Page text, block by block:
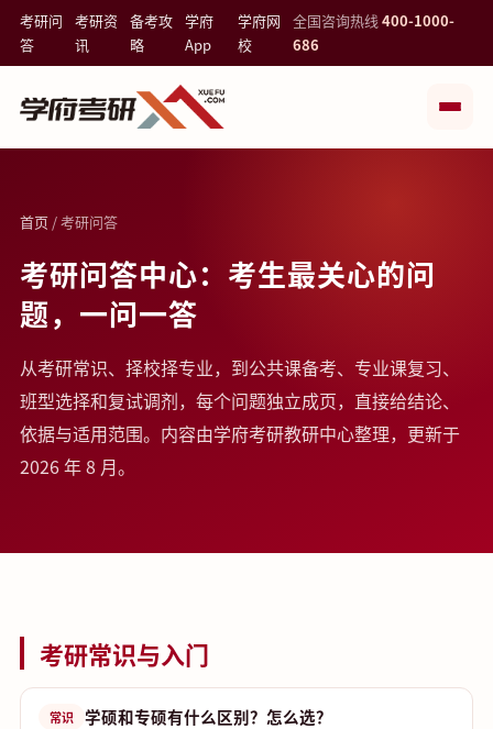
考研问
答
考研资
讯
备考攻
略
学府
App
学府网
校
全国咨询热线400-1000-
686
首页/ 考研问答
考研问答中心：考生最关心的问
题，一问一答
从考研常识、择校择专业，到公共课备考、专业课复习、
班型选择和复试调剂，每个问题独立成页，直接给结论、
依据与适用范围。内容由学府考研教研中心整理，更新于
2026 年 8 月。
考研常识与入门
常识 学硕和专硕有什么区别？怎么选？